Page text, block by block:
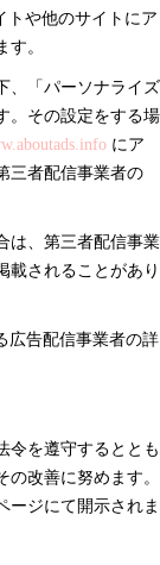
トや他のサイトにア
。
、「パーソナライズ
。その設定をする場
にア
三者配信事業者の
は、第三者配信事業
載されることがあり
広告配信事業者の詳
令を遵守するととも
改善に努めます。
ージにて開示されま